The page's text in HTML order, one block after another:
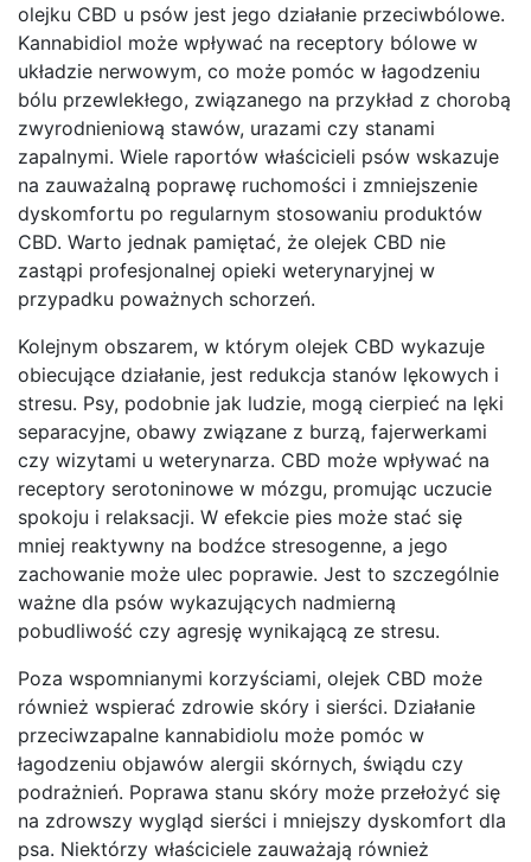
olejku CBD u psów jest jego działanie przeciwbólowe.
Kannabidiol może wpływać na receptory bólowe w
układzie nerwowym, co może pomóc w łagodzeniu
bólu przewlekłego, związanego na przykład z chorobą
zwyrodnieniową stawów, urazami czy stanami
zapalnymi. Wiele raportów właścicieli psów wskazuje
na zauważalną poprawę ruchomości i zmniejszenie
dyskomfortu po regularnym stosowaniu produktów
CBD. Warto jednak pamiętać, że olejek CBD nie
zastąpi profesjonalnej opieki weterynaryjnej w
przypadku poważnych schorzeń.
Kolejnym obszarem, w którym olejek CBD wykazuje
obiecujące działanie, jest redukcja stanów lękowych i
stresu. Psy, podobnie jak ludzie, mogą cierpieć na lęki
separacyjne, obawy związane z burzą, fajerwerkami
czy wizytami u weterynarza. CBD może wpływać na
receptory serotoninowe w mózgu, promując uczucie
spokoju i relaksacji. W efekcie pies może stać się
mniej reaktywny na bodźce stresogenne, a jego
zachowanie może ulec poprawie. Jest to szczególnie
ważne dla psów wykazujących nadmierną
pobudliwość czy agresję wynikającą ze stresu.
Poza wspomnianymi korzyściami, olejek CBD może
również wspierać zdrowie skóry i sierści. Działanie
przeciwzapalne kannabidiolu może pomóc w
łagodzeniu objawów alergii skórnych, świądu czy
podrażnień. Poprawa stanu skóry może przełożyć się
na zdrowszy wygląd sierści i mniejszy dyskomfort dla
psa. Niektórzy właściciele zauważają również